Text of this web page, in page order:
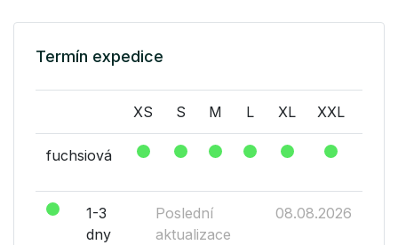
Termín expedice
XS S M L XL XXL
fuchsiová
1-3
dny
Poslední
aktualizace
08.08.2026